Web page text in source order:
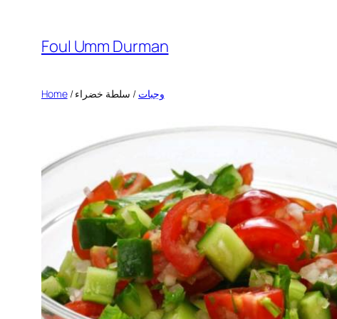
content
Foul Umm Durman
Home/ وجبات / سلطة خضراء